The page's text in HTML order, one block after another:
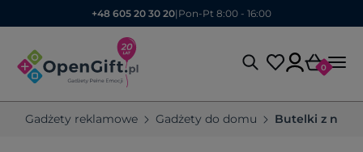
+48 605 20 30 20| Pon-Pt 8:00 - 16:00
0
Gadżety reklamowe Gadżety do domu Butelki z